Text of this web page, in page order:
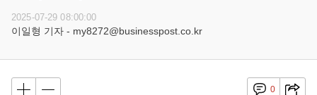
2025-07-29 08:00:00
이일형 기자 - my8272@businesspost.co.kr
0